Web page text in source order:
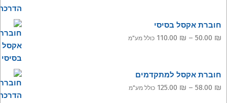
חוברת אקסל בסיסי
50.00 ₪
–
110.00 ₪
טווח
עד
כולל מע"מ
חוברת אקסל למתקדמים
58.00 ₪
–
125.00 ₪
טווח
כולל מע"מ